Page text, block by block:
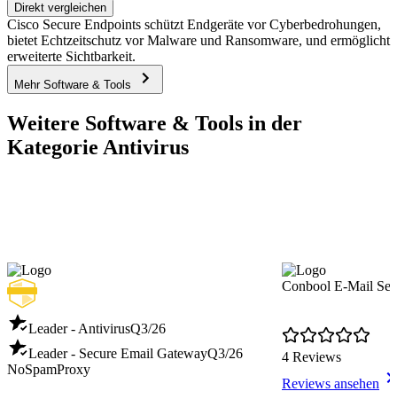
Direkt vergleichen
Cisco Secure Endpoints schützt Endgeräte vor Cyberbedrohungen,
bietet Echtzeitschutz vor Malware und Ransomware, und ermöglicht
erweiterte Sichtbarkeit.
Mehr Software & Tools
Weitere Software & Tools in der
Kategorie Antivirus
Leader - AntivirusQ3/26
Leader - Secure Email GatewayQ3/26
NoSpamProxy
Conbool E-Mail
4 Reviews
Reviews ansehen